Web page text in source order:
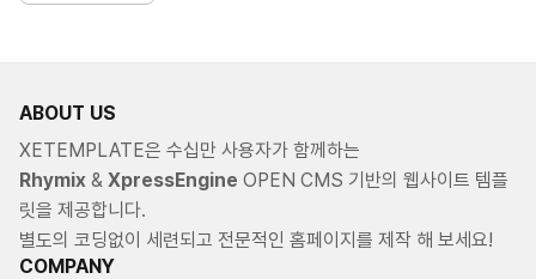
레이아웃 - 슬라이더 영역에 유투브 동영상 백그라운드 사용 옵션 추가
슬라이더 높이값 적용시 이미지의 높이값도 반영되도록 수정
Contact 폼의 개인정보동의 체크가 필수로 되지않는 부분 수정
20160426 V1.0.1 업데이트 내역
ABOUT US
XETEMPLATE은 수십만 사용자가 함께하는
Rhymix & XpressEngine OPEN CMS 기반의 웹사이트 템플
릿을 제공합니다.
별도의 코딩없이 세련되고 전문적인 홈페이지를 제작 해 보세요!
COMPANY